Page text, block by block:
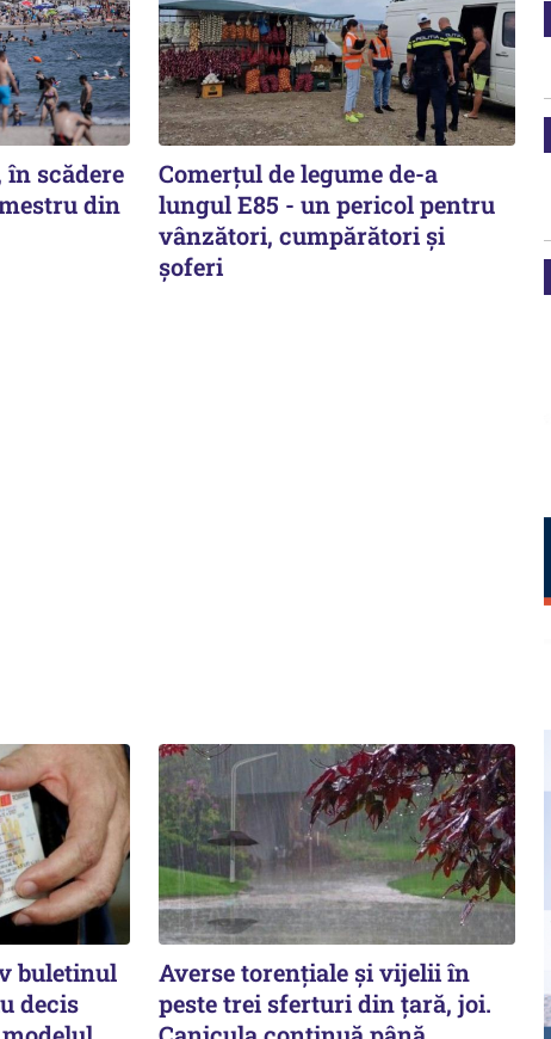
scădere
din
Comerțul de legume de-a
lungul E85 - un pericol pentru
vânzători, cumpărători și
șoferi
buletinul
decis
Averse torențiale și vijelii în
peste trei sferturi din țară, joi.